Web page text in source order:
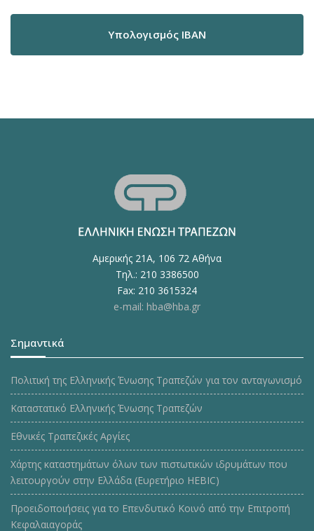
Υπολογισμός IBAN
Αμερικής 21Α, 106 72 Αθήνα
Τηλ.: 210 3386500
Fax: 210 3615324
e-mail: hba@hba.gr
Σημαντικά
Πολιτική της Ελληνικής Ένωσης Τραπεζών για τον ανταγωνισμό
Καταστατικό Ελληνικής Ένωσης Τραπεζών
Εθνικές Τραπεζικές Αργίες
Χάρτης καταστημάτων όλων των πιστωτικών ιδρυμάτων που
λειτουργούν στην Ελλάδα (Ευρετήριο HEBIC)
Προειδοποιήσεις για το Επενδυτικό Κοινό από την Επιτροπή
Κεφαλαιαγοράς